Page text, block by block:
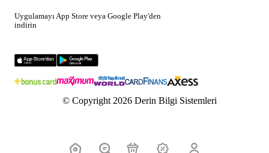
Uygulamayı App Store veya Google Play'den
indirin
© Copyright 2026 Derin Bilgi Sistemleri